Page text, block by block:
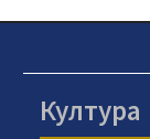
Култура